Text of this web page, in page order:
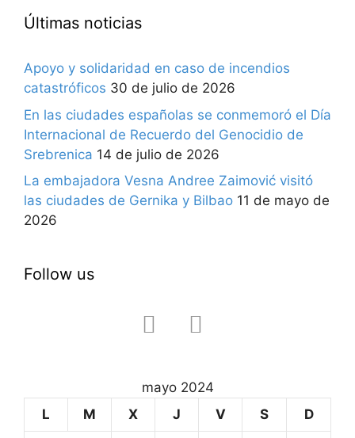
Últimas noticias
Apoyo y solidaridad en caso de incendios
catastróficos 30 de julio de 2026
En las ciudades españolas se conmemoró el Día
Internacional de Recuerdo del Genocidio de
Srebrenica 14 de julio de 2026
La embajadora Vesna Andree Zaimović visitó
las ciudades de Gernika y Bilbao 11 de mayo de
2026
Follow us
facebook instagram
mayo 2024
L
M X J V S D